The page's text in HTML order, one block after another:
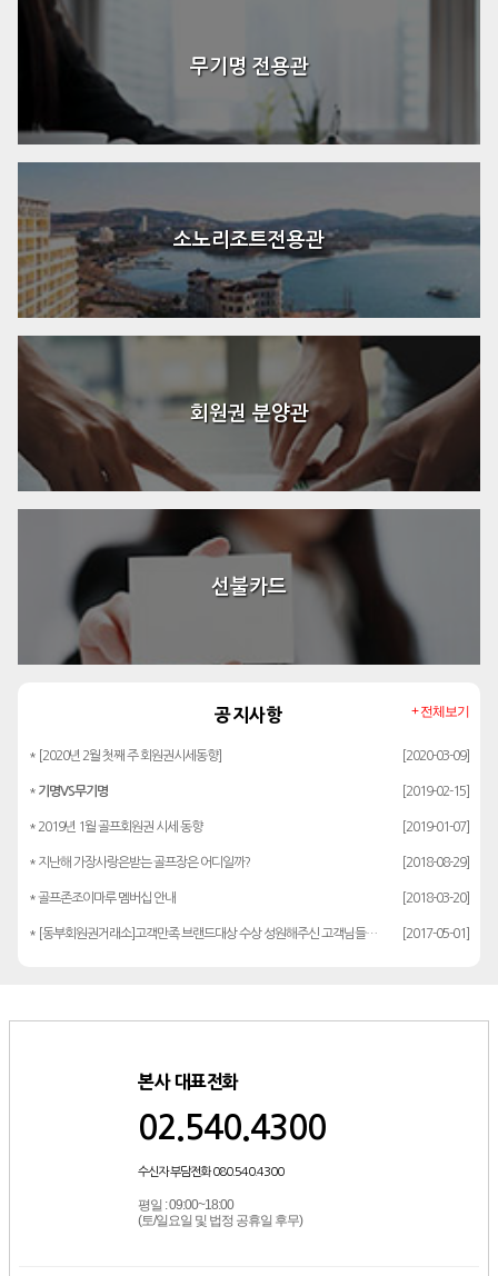
무기명 전용관
소노리조트전용관
회원권 분양관
선불카드
공지사항
* [2020년 2월 첫째 주 회원권시세동향] [2020-03-09]
* 기명VS무기명 [2019-02-15]
* 2019년 1월 골프회원권 시세 동향 [2019-01-07]
* 지난해 가장사랑은받는 골프장은 어디일까? [2018-08-29]
* 골프존조이마루 멤버십 안내 [2018-03-20]
* [동부회원권거래소]고객만족 브랜드대상 수상 성원해주신 고객님들께 감사드립… [2017-05-01]
+ 전체보기
본사 대표전화
02.540.4300
수신자 부담전화 080.540.4300
평일 : 09:00~18:00
(토/일요일 및 법정 공휴일 후무)